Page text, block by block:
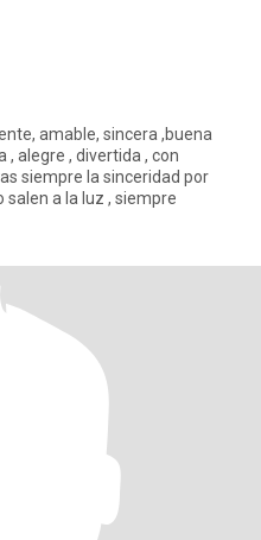
, divertida , con
salen a la luz , siempre